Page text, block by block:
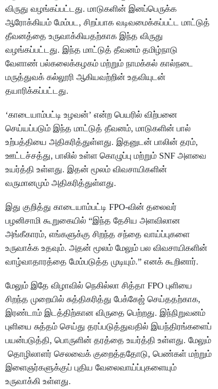
விருது வழங்கப்பட்டது. மாடுகளின் இனப்பெருக்க
ஆரோக்கியம் மேம்பட, சிறப்பாக வடிவமைக்கப்பட்ட மாட்டுத்
தீவனத்தை உருவாக்கியதற்காக இந்த விருது
வழங்கப்பட்டது. இந்த மாட்டுத் தீவனம் தமிழ்நாடு
வேளாண் பல்கலைக்கழகம் மற்றும் நாமக்கல் கால்நடை
மருத்துவக் கல்லூரி ஆகியவற்றின் உதவியுடன்
தயாரிக்கப்பட்டது.
‘காடையாம்பட்டி உழவன்’ என்ற பெயரில் விற்பனை
செய்யப்படும் இந்த மாட்டுத் தீவனம், மாடுகளின் பால்
உற்பத்தியை அதிகரித்துள்ளது. இதனுடன் பாலின் தரம்,
ஊட்டச்சத்து, பாலில் உள்ள கொழுப்பு மற்றும் SNF அளவை
உயர்த்தி உள்ளது. இதன் மூலம் விவசாயிகளின்
வருமானமும் அதிகரித்துள்ளது.
இது குறித்து காடையாம்பட்டி FPO-வின் தலைவர்
பழனிசாமி கூறுகையில் “இந்த தேசிய அளவிலான
அங்கீகாரம், எங்களுக்கு சிறந்த சந்தை வாய்ப்புகளை
உருவாக்க உதவும். அதன் மூலம் மேலும் பல விவசாயிகளின்
வாழ்வாதாரத்தை மேம்படுத்த முடியும்.” எனக் கூறினார்.
மேலும் இதே விழாவில் நெகில்லா சித்தா FPO புளியை
சிறந்த முறையில் சுத்திகரித்து பேக்கேஜ் செய்ததற்காக,
இரண்டாம் இடத்திற்கான விருதை பெற்றது. இந்நிறுவனம்
புளியை சுத்தம் செய்து தரப்படுத்துவதில் இயந்திரங்களைப்
பயன்படுத்தி, பொருளின் தரத்தை உயர்த்தி உள்ளது. மேலும்
தொழிலாளர் செலவைக் குறைத்ததோடு, பெண்கள் மற்றும்
இளைஞர்களுக்குப் புதிய வேலைவாய்ப்புகளையும்
உருவாக்கி உள்ளது.